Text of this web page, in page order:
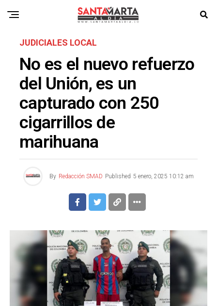
JUDICIALES LOCAL
No es el nuevo refuerzo
del Unión, es un
capturado con 250
cigarrillos de
marihuana
By Redacción SMAD Published 5 enero, 2025 10:12 am